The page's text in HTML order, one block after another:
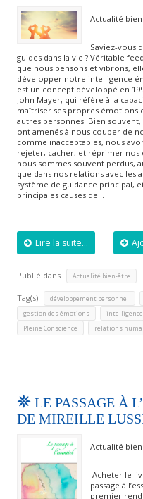
Actualité
Saviez-vous
guides dans la vie ? Véritable
que nous pensons et vibrons,
développer notre intelligence
est un concept développé en
John Mayer, qui réfère à la
maîtriser ses propres émotions
autres personnes. Bien
ont amenés à nous couper de
comme inacceptables, nous
rejeter, cacher, et réprimer nos
nous sommes souvent perdus,
que dans nos relations avec les
système de guidance principal,
principales causes de…
Lire la suite...
Publié dans Actualité bien-être
Tag(s) développement personnel
gestion des émotions
Pleine Conscience relations
LE PASSAGE À
DE MIREILLE
Actualité
Acheter le
passage à
premier